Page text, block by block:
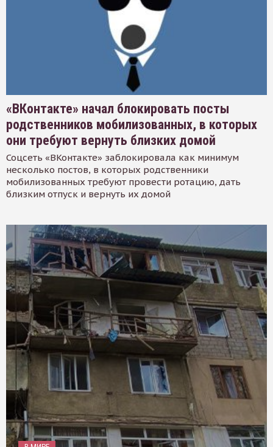
«ВКонтакте» начал блокировать посты
родственников мобилизованных, в которых
они требуют вернуть близких домой
Соцсеть «ВКонтакте» заблокировала как минимум
несколько постов, в которых родственники
мобилизованных требуют провести ротацию, дать
близким отпуск и вернуть их домой